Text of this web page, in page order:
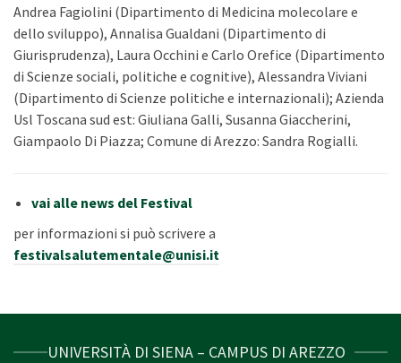
Andrea Fagiolini (Dipartimento di Medicina molecolare e
dello sviluppo), Annalisa Gualdani (Dipartimento di
Giurisprudenza), Laura Occhini e Carlo Orefice (Dipartimento
di Scienze sociali, politiche e cognitive), Alessandra Viviani
(Dipartimento di Scienze politiche e internazionali); Azienda
Usl Toscana sud est: Giuliana Galli, Susanna Giaccherini,
Giampaolo Di Piazza; Comune di Arezzo: Sandra Rogialli.
vai alle news del Festival
per informazioni si può scrivere a
festivalsalutementale@unisi.it
UNIVERSITÀ DI SIENA – CAMPUS DI AREZZO